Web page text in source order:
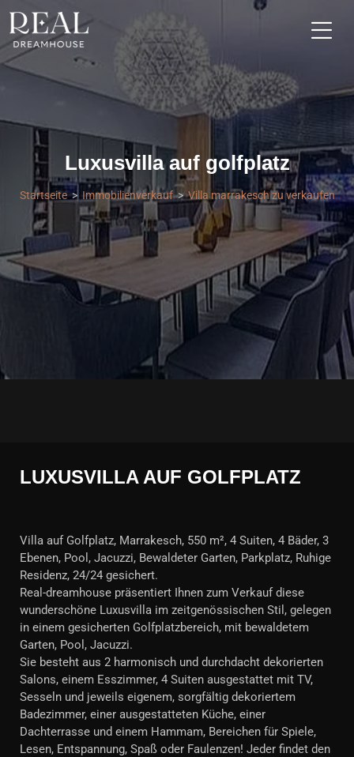
Luxusvilla auf golfplatz
Startseite Immobilienverkauf Villa marrakesch zu verkaufen
LUXUSVILLA AUF GOLFPLATZ
Villa auf Golfplatz, Marrakesch, 550 m², 4 Suiten, 4 Bäder, 3
Ebenen, Pool, Jacuzzi, Bewaldeter Garten, Parkplatz, Ruhige
Residenz, 24/24 gesichert.
Real-dreamhouse präsentiert Ihnen zum Verkauf diese
wunderschöne Luxusvilla im zeitgenössischen Stil, gelegen
in einem gesicherten Golfplatzbereich, mit bewaldetem
Garten, Pool, Jacuzzi.
Sie besteht aus 2 harmonisch und durchdacht dekorierten
Salons, einem Esszimmer, 4 Suiten ausgestattet mit TV,
Sesseln und jeweils eigenem, sorgfältig dekoriertem
Badezimmer, einer ausgestatteten Küche, einer
Dachterrasse und einem Hammam, Bereichen für Spiele,
Lesen, Entspannung, Spaß oder Faulenzen! Jeder findet den